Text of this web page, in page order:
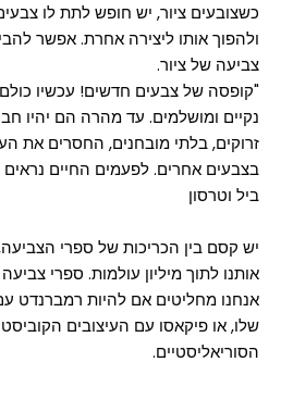
כשצובעים ציור, יש חופש לתת לו
ולהפוך אותו ליצירה אחרת. אפשר
צביעה של ציור.
"קופסה של צבעים חדשים! עכשיו
נקיים ומושלמים. עד מהרה הם יהיו
זרוקים, בלתי מובחנים, החסרים את
בצבעים אחרים. לפעמים החיים נראים
ביל וטרסון
יש קסם בין הכריכות של ספרי
אותנו לתוך מיליון עולמות. ספרי
אנחנו מחליטים אם להיות רמברנדט
שלו, או פיקאסו עם העיצובים
הסוריאליסטיים.